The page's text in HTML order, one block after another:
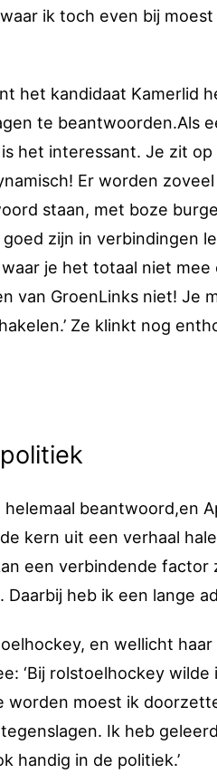
ik toch even bij
het kandidaat Kamerlid
te beantwoorden.Als
het interessant. Je zit
Er worden
staan, met boze
zijn in verbindingen
je het totaal niet
van GroenLinks niet! Je
Ze klinkt nog
beantwoord,en
kern uit een verhaal
een verbindende
heb ik een lange
en wellicht
‘Bij rolstoelhockey
worden moest ik
Ik heb
handig in de politiek.’